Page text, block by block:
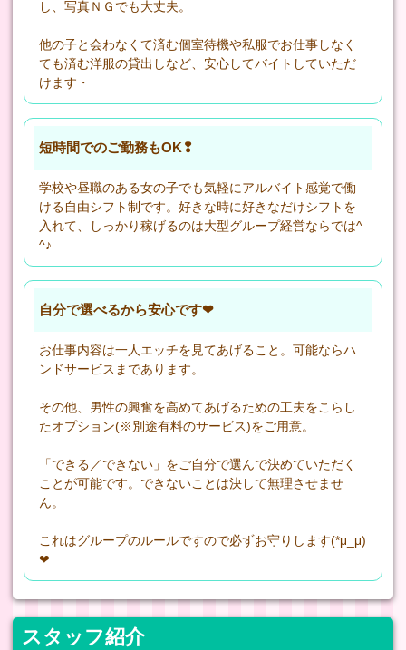
し、写真ＮＧでも大丈夫。
他の子と会わなくて済む個室待機や私服でお仕事しなく
ても済む洋服の貸出しなど、安心してバイトしていただ
けます・
短時間でのご勤務もOK❢
学校や昼職のある女の子でも気軽にアルバイト感覚で働
ける自由シフト制です。好きな時に好きなだけシフトを
入れて、しっかり稼げるのは大型グループ経営ならでは^
^♪
自分で選べるから安心です❤
お仕事内容は一人エッチを見てあげること。可能ならハ
ンドサービスまであります。
その他、男性の興奮を高めてあげるための工夫をこらし
たオプション(※別途有料のサービス)をご用意。
「できる／できない」をご自分で選んで決めていただく
ことが可能です。できないことは決して無理させませ
ん。
これはグループのルールですので必ずお守りします(*μ_μ)
❤
スタッフ紹介